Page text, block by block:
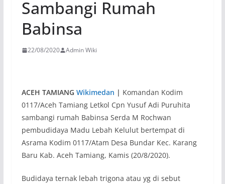
Sambangi Rumah
Babinsa
22/08/2020 Admin Wiki
ACEH TAMIANG Wikimedan | Komandan Kodim
0117/Aceh Tamiang Letkol Cpn Yusuf Adi Puruhita
sambangi rumah Babinsa Serda M Rochwan
pembudidaya Madu Lebah Kelulut bertempat di
Asrama Kodim 0117/Atam Desa Bundar Kec. Karang
Baru Kab. Aceh Tamiang, Kamis (20/8/2020).
Budidaya ternak lebah trigona atau yg di sebut